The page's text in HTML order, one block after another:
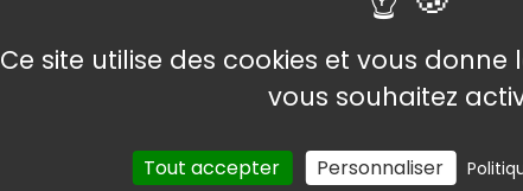
Ce site utilise des cookies et vous
vous souhaitez
Tout accepter Personnaliser
48 - Lozère
51 - Marne
54 - Meurthe-et-Moselle